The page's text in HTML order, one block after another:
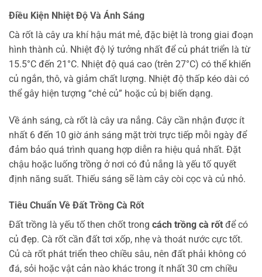
Điều Kiện Nhiệt Độ Và Ánh Sáng
Cà rốt là cây ưa khí hậu mát mẻ, đặc biệt là trong giai đoạn
hình thành củ. Nhiệt độ lý tưởng nhất để củ phát triển là từ
15.5°C đến 21°C. Nhiệt độ quá cao (trên 27°C) có thể khiến
củ ngắn, thô, và giảm chất lượng. Nhiệt độ thấp kéo dài có
thể gây hiện tượng “chẻ củ” hoặc củ bị biến dạng.
Về ánh sáng, cà rốt là cây ưa nắng. Cây cần nhận được ít
nhất 6 đến 10 giờ ánh sáng mặt trời trực tiếp mỗi ngày để
đảm bảo quá trình quang hợp diễn ra hiệu quả nhất. Đặt
chậu hoặc luống trồng ở nơi có đủ nắng là yếu tố quyết
định năng suất. Thiếu sáng sẽ làm cây còi cọc và củ nhỏ.
Tiêu Chuẩn Về Đất Trồng Cà Rốt
Đất trồng là yếu tố then chốt trong cách trồng cà rốt để có
củ đẹp. Cà rốt cần đất tơi xốp, nhẹ và thoát nước cực tốt.
Củ cà rốt phát triển theo chiều sâu, nên đất phải không có
đá, sỏi hoặc vật cản nào khác trong ít nhất 30 cm chiều